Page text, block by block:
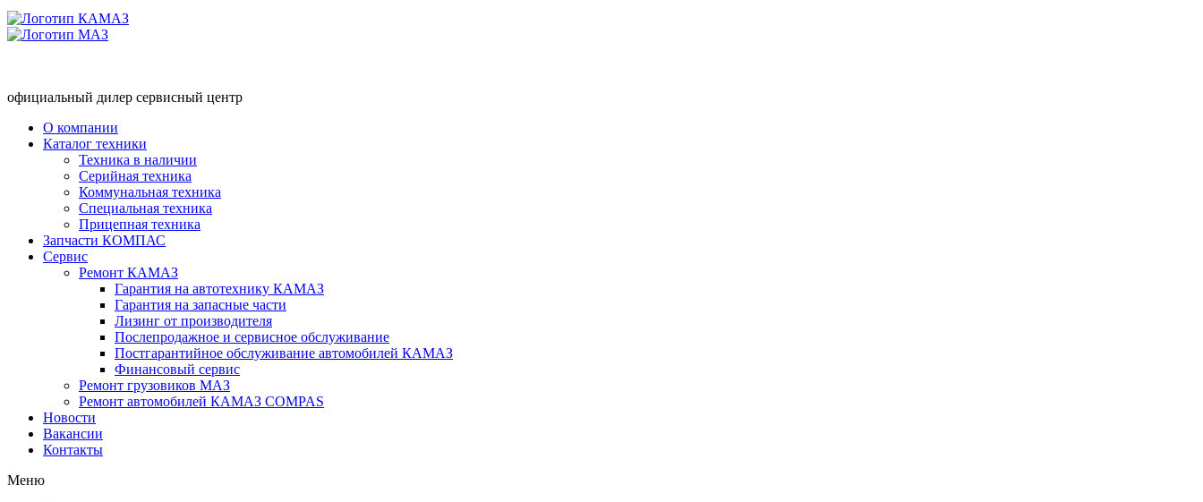
официальный дилер сервисный центр
О компании
Каталог техники
Техника в наличии
Серийная техника
Коммунальная техника
Специальная техника
Прицепная техника
Запчасти КОМПАС
Сервис
Ремонт КАМАЗ
Гарантия на автотехнику КАМАЗ
Гарантия на запасные части
Лизинг от производителя
Послепродажное и сервисное обслуживание
Постгарантийное обслуживание автомобилей КАМАЗ
Финансовый сервис
Ремонт грузовиков МАЗ
Ремонт автомобилей КАМАЗ COMPAS
Новости
Вакансии
Контакты
Меню